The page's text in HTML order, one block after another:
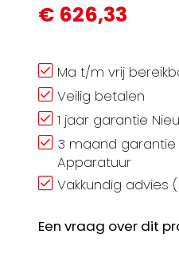
€ 626,33
Ma t/m vrij
Veilig betalen
1 jaar garantie
3 maand garantie
Apparatuur
Vakkundig advies
Een vraag over dit